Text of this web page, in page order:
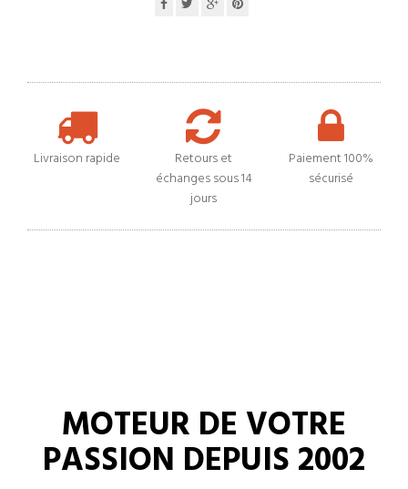
Livraison rapide
Retours et
échanges sous 14
jours
Paiement 100%
sécurisé
MOTEUR DE VOTRE
PASSION DEPUIS 2002